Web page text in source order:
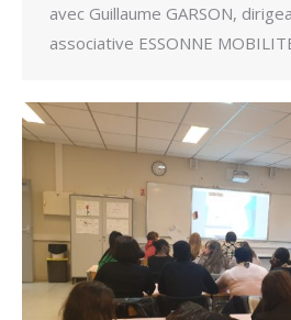
avec Guillaume GARSON,
associative ESSONNE